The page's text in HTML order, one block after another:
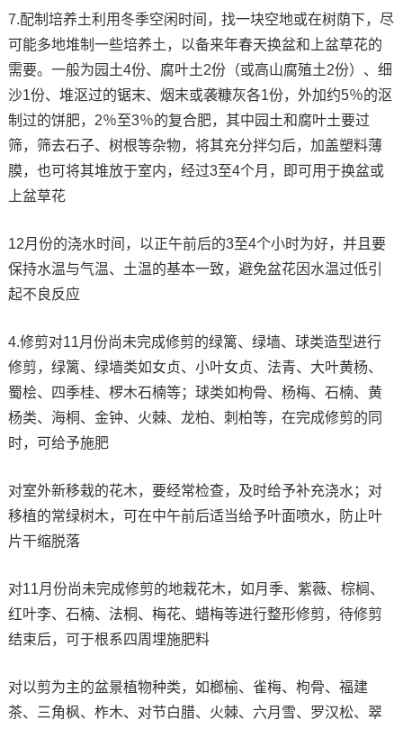
7.配制培养土利用冬季空闲时间，找一块空地或在树荫下，尽
可能多地堆制一些培养土，以备来年春天换盆和上盆草花的
需要。一般为园土4份、腐叶土2份（或高山腐殖土2份）、细
沙1份、堆沤过的锯末、烟末或袭糠灰各1份，外加约5％的沤
制过的饼肥，2％至3％的复合肥，其中园土和腐叶土要过
筛，筛去石子、树根等杂物，将其充分拌匀后，加盖塑料薄
膜，也可将其堆放于室内，经过3至4个月，即可用于换盆或
上盆草花
12月份的浇水时间，以正午前后的3至4个小时为好，并且要
保持水温与气温、土温的基本一致，避免盆花因水温过低引
起不良反应
4.修剪对11月份尚未完成修剪的绿篱、绿墙、球类造型进行
修剪，绿篱、绿墙类如女贞、小叶女贞、法青、大叶黄杨、
蜀桧、四季桂、椤木石楠等；球类如枸骨、杨梅、石楠、黄
杨类、海桐、金钟、火棘、龙柏、刺柏等，在完成修剪的同
时，可给予施肥
对室外新移栽的花木，要经常检查，及时给予补充浇水；对
移植的常绿树木，可在中午前后适当给予叶面喷水，防止叶
片干缩脱落
对11月份尚未完成修剪的地栽花木，如月季、紫薇、棕榈、
红叶李、石楠、法桐、梅花、蜡梅等进行整形修剪，待修剪
结束后，可于根系四周埋施肥料
对以剪为主的盆景植物种类，如榔榆、雀梅、枸骨、福建
茶、三角枫、柞木、对节白腊、火棘、六月雪、罗汉松、翠